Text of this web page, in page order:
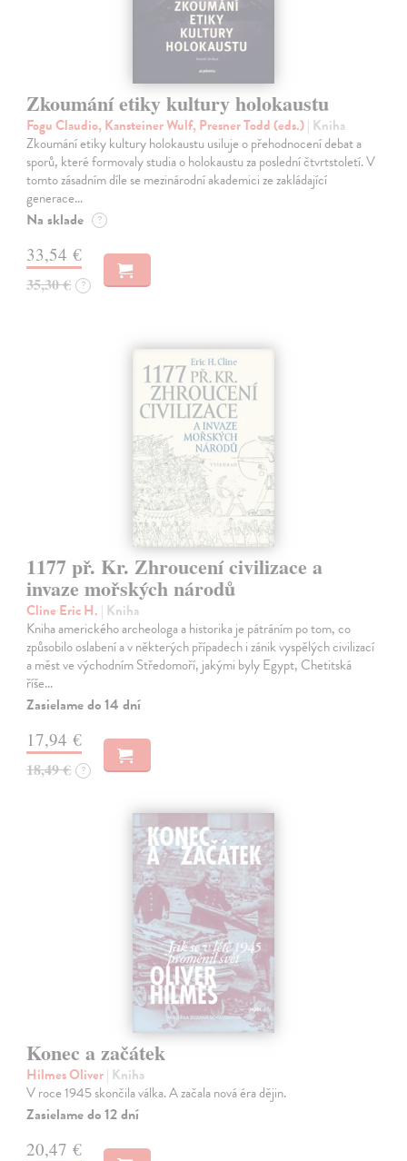
Zkoumání etiky kultury holokaustu
Fogu Claudio, Kansteiner Wulf, Presner Todd (eds.)| Kniha
Zkoumání etiky kultury holokaustu usiluje o přehodnocení debat a
sporů, které formovaly studia o holokaustu za poslední čtvrtstoletí. V
tomto zásadním díle se mezinárodní akademici ze zakládající
generace…
Na sklade ?
33,54 €
35,30 € ?
1177 př. Kr. Zhroucení civilizace a
invaze mořských národů
Cline Eric H. | Kniha
Kniha amerického archeologa a historika je pátráním po tom, co
způsobilo oslabení a v některých případech i zánik vyspělých civilizací
a měst ve východním Středomoří, jakými byly Egypt, Chetitská
říše…
Zasielame do 14 dní
17,94 €
18,49 € ?
Konec a začátek
Hilmes Oliver| Kniha
V roce 1945 skončila válka. A začala nová éra dějin.
Zasielame do 12 dní
20,47 €